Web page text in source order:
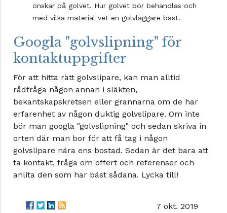
önskar på golvet. Hur golvet bör behandlas och
med vilka material vet en golvläggare bäst.
Googla "golvslipning" för
kontaktuppgifter
För att hitta rätt golvslipare, kan man alltid
rådfråga någon annan i släkten,
bekantskapskretsen eller grannarna om de har
erfarenhet av någon duktig golvslipare. Om inte
bör man googla "golvslipning" och sedan skriva in
orten där man bor för att få tag i någon
golvslipare nära ens bostad. Sedan är det bara att
ta kontakt, fråga om offert och referenser och
anlita den som har bäst sådana. Lycka till!
7 okt. 2019